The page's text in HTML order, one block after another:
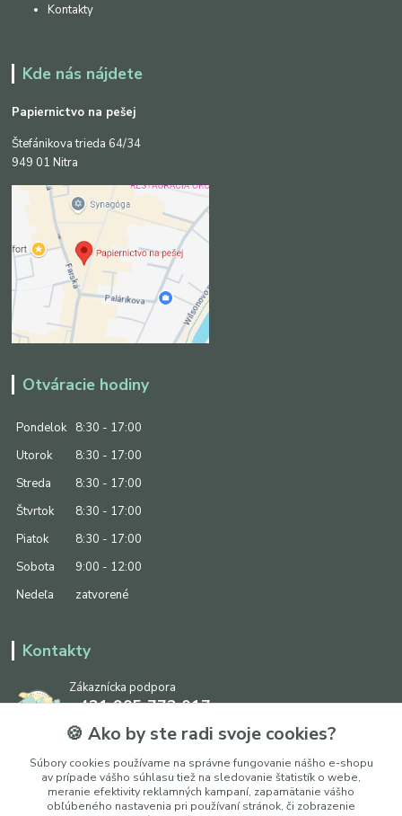
Kontakty
Kde nás nájdete
Papiernictvo na pešej
Štefánikova trieda 64/34
949 01 Nitra
Otváracie hodiny
Pondelok
8:30 - 17:00
Utorok
8:30 - 17:00
Streda
8:30 - 17:00
Štvrtok
8:30 - 17:00
Piatok
8:30 - 17:00
Sobota
9:00 - 12:00
Nedeľa
zatvorené
Kontakty
Zákaznícka podpora
+421 905 773 017
(Po-Pia, 8:30 - 17:00, So: 9:00 - 12:00)
info@ipapier.sk
🍪 Ako by ste radi svoje cookies?
Súbory cookies používame na správne fungovanie nášho e-shopu
av prípade vášho súhlasu tiež na sledovanie štatistík o webe,
meranie efektivity reklamných kampaní, zapamätanie vášho
obľúbeného nastavenia pri používaní stránok, či zobrazenie